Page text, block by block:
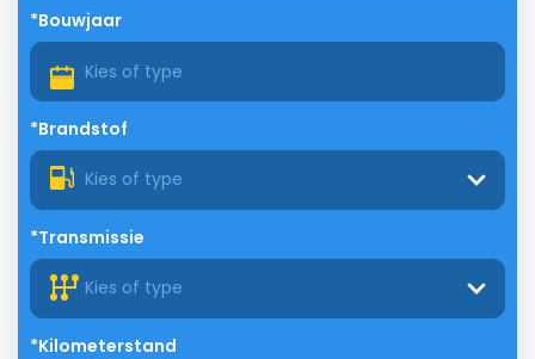
*Bouwjaar
*Brandstof
Kies of type
*Transmissie
Kies of type
*Kilometerstand